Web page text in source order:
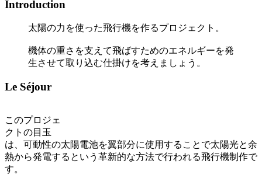
Introduction
太陽の力を使った飛行機を作るプロジェクト。
機体の重さを支えて飛ばすためのエネルギーを発
生させて取り込む仕掛けを考えましょう。
Le Séjour
このプロジェ
クトの目玉
は、可動性の太陽電池を翼部分に使用することで太陽光と余
熱から発電するという革新的な方法で行われる飛行機制作で
す。